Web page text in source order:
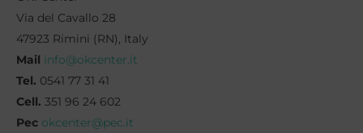
Via del Cavallo 28
47923 Rimini (RN), Italy
Mail info@okcenter.it
Tel. 0541 77 31 41
Cell. 351 96 24 602
Pec okcenter@pec.it